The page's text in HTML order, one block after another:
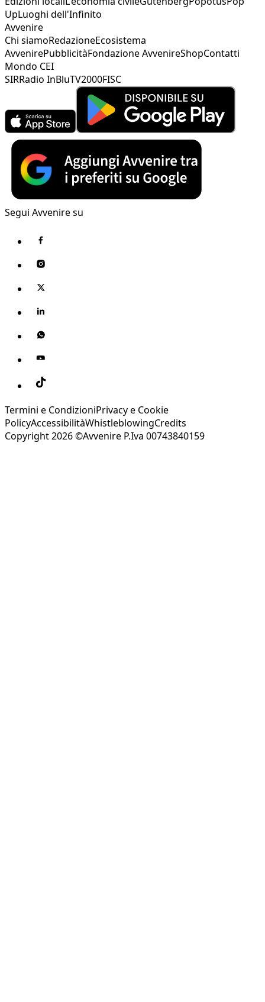
UpLuoghi dell'Infinito
Avvenire
Chi siamoRedazioneEcosistema
AvvenirePubblicitàFondazione AvvenireShopContatti
Mondo CEI
SIRRadio InBluTV2000FISC
Segui Avvenire su
Termini e CondizioniPrivacy e Cookie
PolicyAccessibilitàWhistleblowingCredits
Copyright 2026 ©Avvenire P.Iva 00743840159